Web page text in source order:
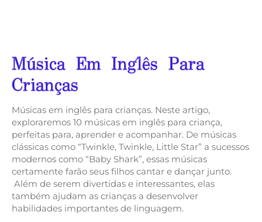
Música Em Inglês Para
Crianças
Músicas em inglês para crianças. Neste artigo,
exploraremos 10 músicas em inglês para criança,
perfeitas para, aprender e acompanhar. De músicas
clássicas como “Twinkle, Twinkle, Little Star” a sucessos
modernos como “Baby Shark”, essas músicas
certamente farão seus filhos cantar e dançar junto.
Além de serem divertidas e interessantes, elas
também ajudam as crianças a desenvolver
habilidades importantes de linguagem.